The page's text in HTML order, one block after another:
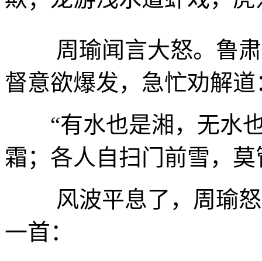
周瑜闻言大怒。鲁肃
督意欲爆发，急忙劝解道
“有水也是湘，无水
霜；各人自扫门前雪，
风波平息了，周瑜怒
一首：